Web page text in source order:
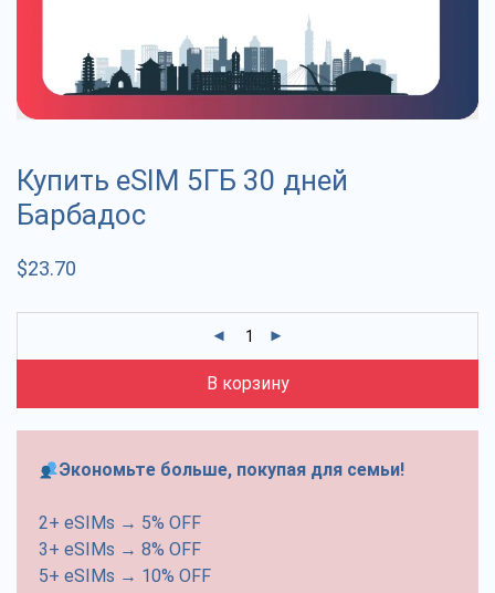
Купить eSIM 5ГБ 30 дней
Барбадос
$23.70
В корзину
Экономьте больше, покупая для семьи!
2+ eSIMs → 5% OFF
3+ eSIMs → 8% OFF
5+ eSIMs → 10% OFF